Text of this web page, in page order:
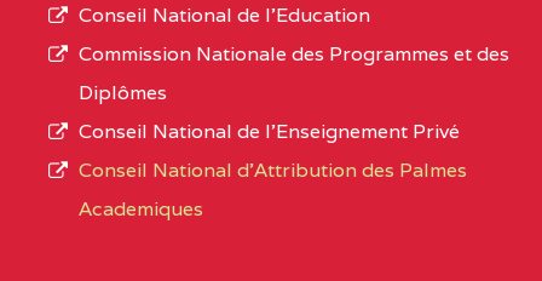
Conseil National de l’Education
Commission Nationale des Programmes et des
Diplômes
Conseil National de l’Enseignement Privé
Conseil National d'Attribution des Palmes
Academiques